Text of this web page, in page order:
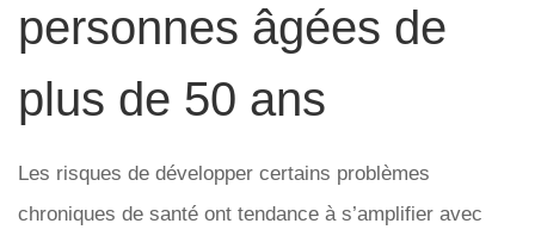
personnes âgées de
plus de 50 ans
Les risques de développer certains problèmes
chroniques de santé ont tendance à s’amplifier avec